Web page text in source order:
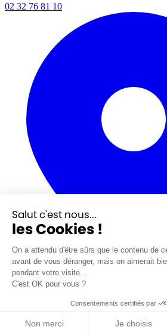
02 32 76 81 10
14 rue Pierre Gilles de Gennes
CS 40412 76123 Mont Saint Aignan
Salut c'est nous...
les Cookies !
On a attendu d'être sûrs que le contenu de
avant de vous déranger, mais on aimerait
pendant votre visite...
C'est OK pour vous ?
Consentements certifiés par
Non merci Je choisis